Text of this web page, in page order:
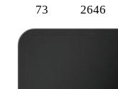
73
2646